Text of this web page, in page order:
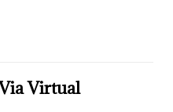
Virtual